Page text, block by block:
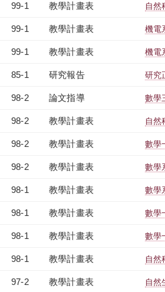
99-1 教學計畫表 自然
99-1 教學計畫表 機電
99-1 教學計畫表 機電
85-1 研究報告 研究
98-2 論文指導 數學
98-2 教學計畫表 自然
98-2 教學計畫表 數學
98-2 教學計畫表 數學
98-1 教學計畫表 數學
98-1 教學計畫表 數學
98-1 教學計畫表 數學
98-1 教學計畫表 自然
97-2 教學計畫表 自然